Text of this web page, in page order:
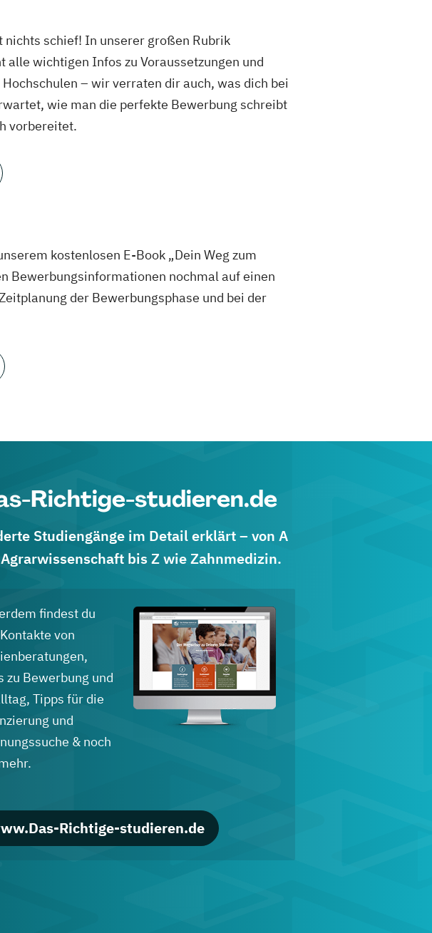
schief! In unserer großen Rubrik
alle wichtigen Infos zu Voraussetzungen und
– wir verraten dir auch, was dich bei
wie man die perfekte Bewerbung schreibt
vorbereitet.
kostenlosen E-Book „Dein Weg zum
Bewerbungsinformationen nochmal auf einen
der Bewerbungsphase und bei der
Richtige-studieren.de
Studiengänge im Detail erklärt – von A
bis Z wie Zahnmedizin.
findest du
von
zu Bewerbung und
Tipps für die
und
& noch
Richtige-studieren.de